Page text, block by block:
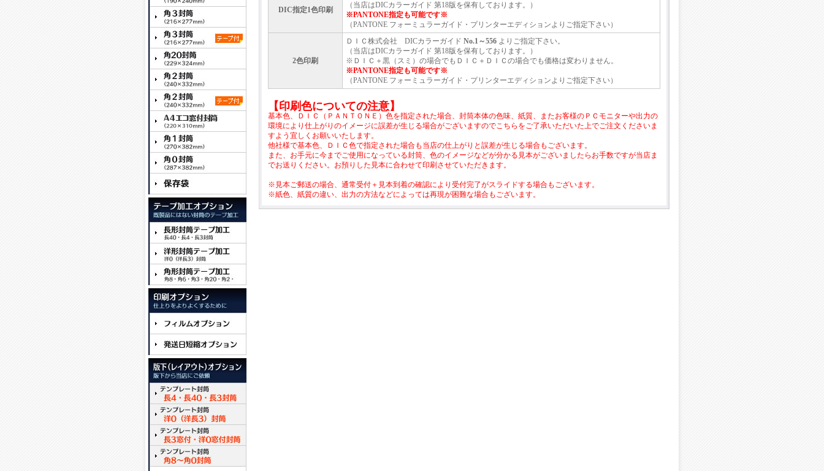
DIC指定1色印刷
（当店はDICカラーガイド 第18版を保有しております。）
※PANTONE指定も可能です※
（PANTONE フォーミュラーガイド・プリンターエディションよりご指定下さい）
2色印刷
ＤＩＣ株式会社 DICカラーガイド No.1～556 よりご指定下さい。
（当店はDICカラーガイド 第18版を保有しております。）
※ＤＩＣ＋黒（スミ）の場合でもＤＩＣ＋ＤＩＣの場合でも価格は変わりません。
※PANTONE指定も可能です※
（PANTONE フォーミュラーガイド・プリンターエディションよりご指定下さい）
【印刷色についての注意】
基本色、ＤＩＣ（ＰＡＮＴＯＮＥ）色を指定された場合、封筒本体の色味、紙質、またお客様のＰＣモニターや出力の
環境により仕上がりのイメージに誤差が生じる場合がございますのでこちらをご了承いただいた上でご注文くださいま
すよう宜しくお願いいたします。
他社様で基本色、ＤＩＣ色で指定された場合も当店の仕上がりと誤差が生じる場合もございます。
また、お手元に今までご使用になっている封筒、色のイメージなどが分かる見本がございましたらお手数ですが当店ま
でお送りください。お預りした見本に合わせて印刷させていただきます。
※見本ご郵送の場合、通常受付＋見本到着の確認により受付完了がスライドする場合もございます。
※紙色、紙質の違い、出力の方法などによっては再現が困難な場合もございます。